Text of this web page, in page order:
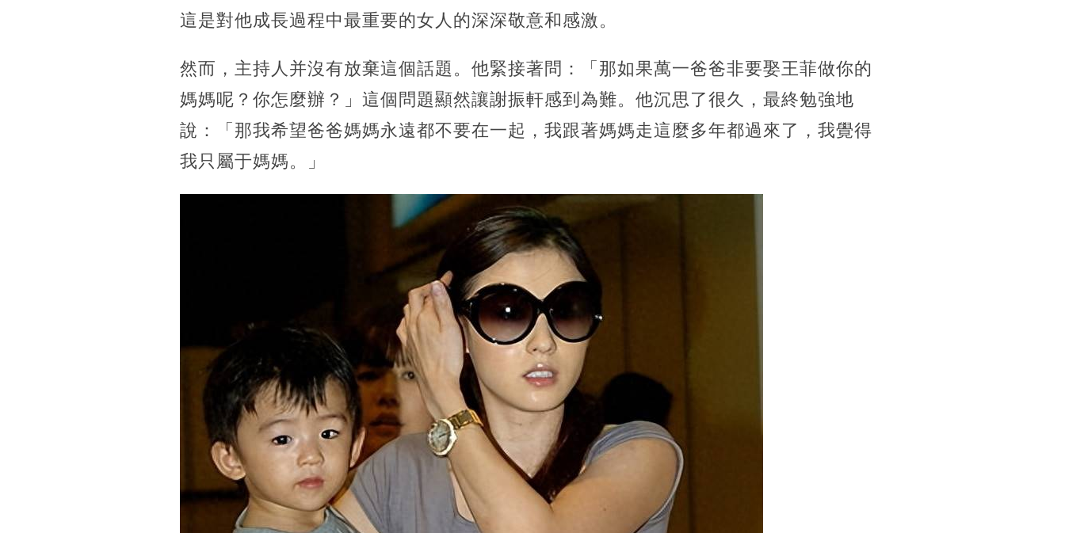
這是對他成長過程中最重要的女人的深深敬意和感激。
然而，主持人并沒有放棄這個話題。他緊接著問：「那如果萬一爸爸非要娶王菲做你的
媽媽呢？你怎麼辦？」這個問題顯然讓謝振軒感到為難。他沉思了很久，最終勉強地
說：「那我希望爸爸媽媽永遠都不要在一起，我跟著媽媽走這麼多年都過來了，我覺得
我只屬于媽媽。」